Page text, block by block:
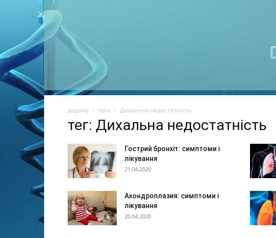
додому теги Дихальна недостатність
тег: Дихальна недостатність
Гострий бронхіт: симптоми і
лікування
21.04.2020
Ахондроплазия: симптоми і
лікування
20.04.2020